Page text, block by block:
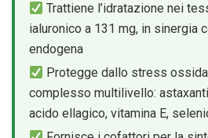
Trattiene l’idratazione nei
ialuronico a 131 mg, in sinergia
endogena
Protegge dallo stress
complesso multilivello:
acido ellagico, vitamina E,